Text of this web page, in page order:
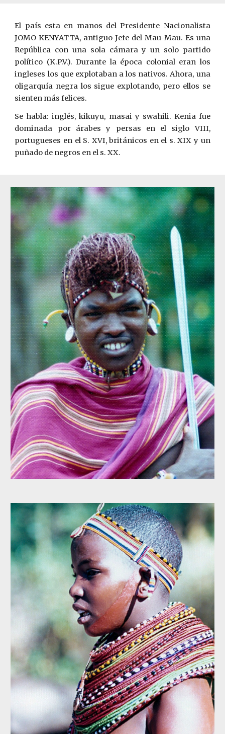
El país esta en manos del Presidente Nacionalista
JOMO KENYATTA, antiguo Jefe del Mau-Mau. Es una
República con una sola cámara y un solo partido
político (K.P.V.). Durante la época colonial eran los
ingleses los ­que explotaban a los nativos. Ahora, una
oligarquía negra los sigue explotando, pero ellos se
sienten más felices.
Se habla: inglés, kikuyu, masai y swahili. Kenia fue
dominada por árabes y persas en el siglo VIII,
portugueses en el S. XVI, británicos en el s. XIX y un
puñado de negros en el s. XX.